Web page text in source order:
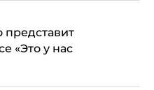
«Это у нас